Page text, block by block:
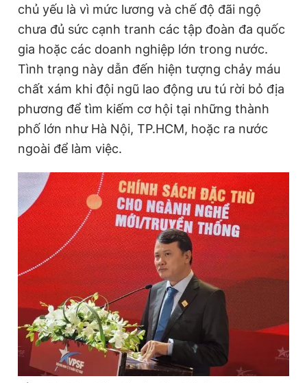
chủ yếu là vì mức lương và chế độ đãi ngộ
chưa đủ sức cạnh tranh các tập đoàn đa quốc
gia hoặc các doanh nghiệp lớn trong nước.
Tình trạng này dẫn đến hiện tượng chảy máu
chất xám khi đội ngũ lao động ưu tú rời bỏ địa
phương để tìm kiếm cơ hội tại những thành
phố lớn như Hà Nội, TP.HCM, hoặc ra nước
ngoài để làm việc.